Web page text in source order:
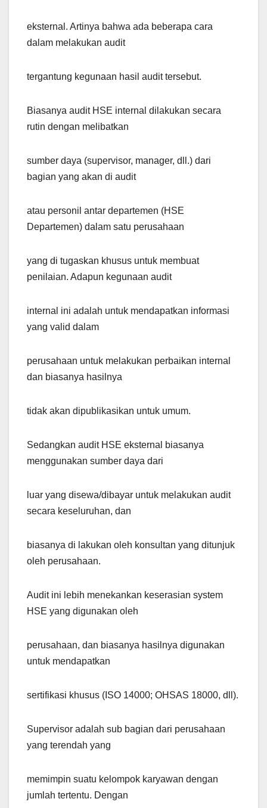
eksternal. Artinya bahwa ada beberapa cara
dalam melakukan audit
tergantung kegunaan hasil audit tersebut.
Biasanya audit HSE internal dilakukan secara
rutin dengan melibatkan
sumber daya (supervisor, manager, dll.) dari
bagian yang akan di audit
atau personil antar departemen (HSE
Departemen) dalam satu perusahaan
yang di tugaskan khusus untuk membuat
penilaian. Adapun kegunaan audit
internal ini adalah untuk mendapatkan informasi
yang valid dalam
perusahaan untuk melakukan perbaikan internal
dan biasanya hasilnya
tidak akan dipublikasikan untuk umum.
Sedangkan audit HSE eksternal biasanya
menggunakan sumber daya dari
luar yang disewa/dibayar untuk melakukan audit
secara keseluruhan, dan
biasanya di lakukan oleh konsultan yang ditunjuk
oleh perusahaan.
Audit ini lebih menekankan keserasian system
HSE yang digunakan oleh
perusahaan, dan biasanya hasilnya digunakan
untuk mendapatkan
sertifikasi khusus (ISO 14000; OHSAS 18000, dll).
Supervisor adalah sub bagian dari perusahaan
yang terendah yang
memimpin suatu kelompok karyawan dengan
jumlah tertentu. Dengan